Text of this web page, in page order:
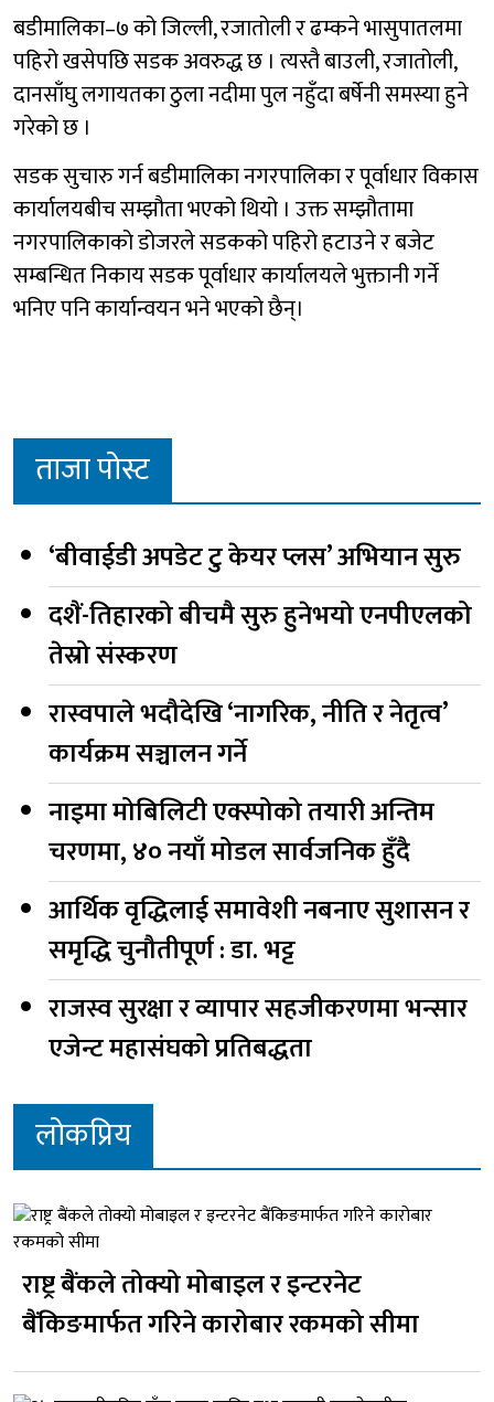
बडीमालिका–७ को जिल्ली, रजातोली र ढम्कने भासुपातलमा
पहिरो खसेपछि सडक अवरुद्ध छ । त्यस्तै बाउली, रजातोली,
दानसाँघु लगायतका ठुला नदीमा पुल नहुँदा बर्षेनी समस्या हुने
गरेको छ ।
सडक सुचारु गर्न बडीमालिका नगरपालिका र पूर्वाधार विकास
कार्यालयबीच सम्झौता भएको थियो । उक्त सम्झौतामा
नगरपालिकाको डोजरले सडकको पहिरो हटाउने र बजेट
सम्बन्धित निकाय सडक पूर्वाधार कार्यालयले भुक्तानी गर्ने
भनिए पनि कार्यान्वयन भने भएको छैन्।
ताजा पोस्ट
‘बीवाईडी अपडेट टु केयर प्लस’ अभियान सुरु
दशैं-तिहारको बीचमै सुरु हुनेभयो एनपीएलको
तेस्रो संस्करण
रास्वपाले भदौदेखि ‘नागरिक, नीति र नेतृत्व’
कार्यक्रम सञ्चालन गर्ने
नाइमा मोबिलिटी एक्स्पोको तयारी अन्तिम
चरणमा, ४० नयाँ मोडल सार्वजनिक हुँदै
आर्थिक वृद्धिलाई समावेशी नबनाए सुशासन र
समृद्धि चुनौतीपूर्ण : डा. भट्ट
राजस्व सुरक्षा र व्यापार सहजीकरणमा भन्सार
एजेन्ट महासंघको प्रतिबद्धता
लोकप्रिय
राष्ट्र बैंकले तोक्यो मोबाइल र इन्टरनेट
बैंकिङमार्फत गरिने कारोबार रकमको सीमा